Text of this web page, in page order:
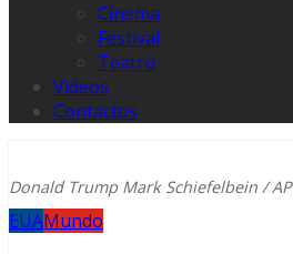
Cinema
Festival
Teatro
Videos
Contactos
Donald Trump Mark Schiefelbein / AP
EUAMundo